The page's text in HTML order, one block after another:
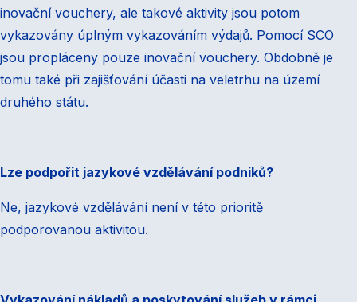
inovační vouchery, ale takové aktivity jsou potom
vykazovány úplným vykazováním výdajů. Pomocí SCO
jsou propláceny pouze inovační vouchery. Obdobně je
tomu také při zajišťování účasti na veletrhu na území
druhého státu.
Lze podpořit jazykové vzdělávání podniků?
Ne, jazykové vzdělávání není v této prioritě
podporovanou aktivitou.